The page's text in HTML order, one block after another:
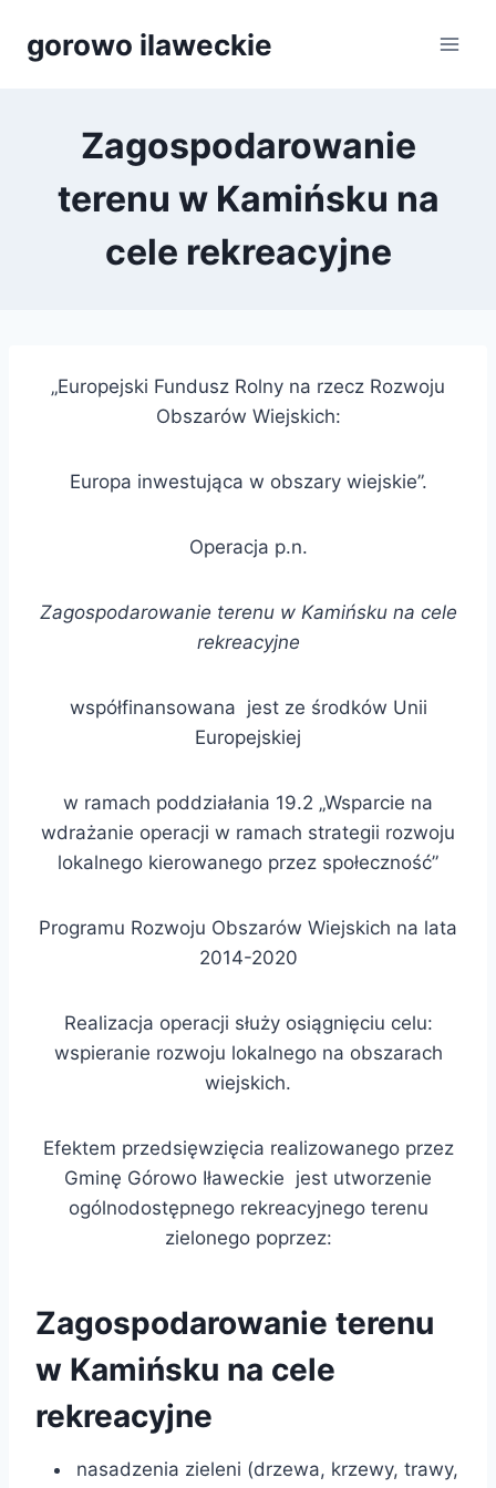
gorowo ilaweckie
Zagospodarowanie
terenu w Kamińsku na
cele rekreacyjne
„Europejski Fundusz Rolny na rzecz Rozwoju
Obszarów Wiejskich:
Europa inwestująca w obszary wiejskie”.
Operacja p.n.
Zagospodarowanie terenu w Kamińsku na cele
rekreacyjne
współfinansowana jest ze środków Unii
Europejskiej
w ramach poddziałania 19.2 „Wsparcie na
wdrażanie operacji w ramach strategii rozwoju
lokalnego kierowanego przez społeczność”
Programu Rozwoju Obszarów Wiejskich na lata
2014-2020
Realizacja operacji służy osiągnięciu celu:
wspieranie rozwoju lokalnego na obszarach
wiejskich.
Efektem przedsięwzięcia realizowanego przez
Gminę Górowo Iławeckie jest utworzenie
ogólnodostępnego rekreacyjnego terenu
zielonego poprzez:
Zagospodarowanie terenu
w Kamińsku na cele
rekreacyjne
nasadzenia zieleni (drzewa, krzewy, trawy,